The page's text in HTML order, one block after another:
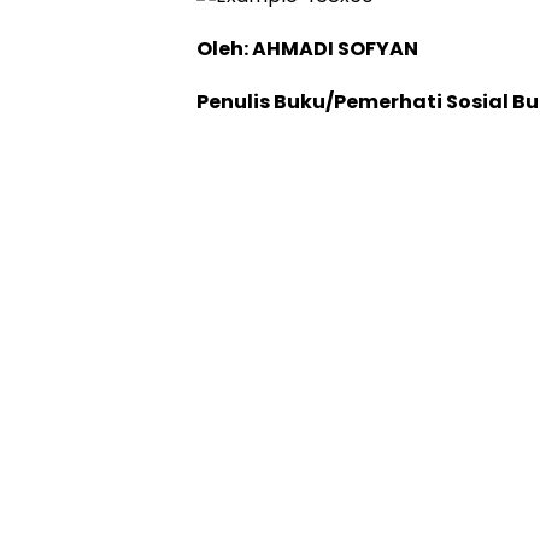
Oleh: AHMADI SOFYAN
Penulis Buku/Pemerhati Sosial